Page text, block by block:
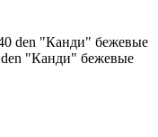
"Канди" бежевые